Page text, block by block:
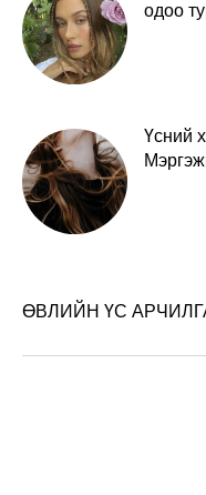
одоо
Үсний
ӨВЛИЙН ҮС